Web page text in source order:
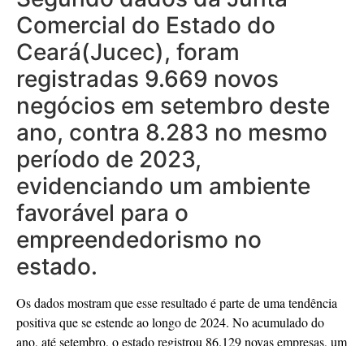
Comercial do Estado do
Ceará(Jucec), foram
registradas 9.669 novos
negócios em setembro deste
ano, contra 8.283 no mesmo
período de 2023,
evidenciando um ambiente
favorável para o
empreendedorismo no
estado.
Os dados mostram que esse resultado é parte de uma tendência
positiva que se estende ao longo de 2024. No acumulado do
ano, até setembro, o estado registrou 86.129 novas empresas, um